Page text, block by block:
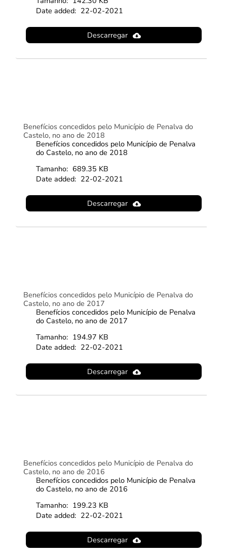
Date added: 22-02-2021
Descarregar
Benefícios concedidos pelo Município de Penalva do
Castelo, no ano de 2018
Benefícios concedidos pelo Município de Penalva
do Castelo, no ano de 2018
Tamanho: 689.35 KB
Date added: 22-02-2021
Descarregar
Benefícios concedidos pelo Município de Penalva do
Castelo, no ano de 2017
Benefícios concedidos pelo Município de Penalva
do Castelo, no ano de 2017
Tamanho: 194.97 KB
Date added: 22-02-2021
Descarregar
Benefícios concedidos pelo Município de Penalva do
Castelo, no ano de 2016
Benefícios concedidos pelo Município de Penalva
do Castelo, no ano de 2016
Tamanho: 199.23 KB
Date added: 22-02-2021
Descarregar